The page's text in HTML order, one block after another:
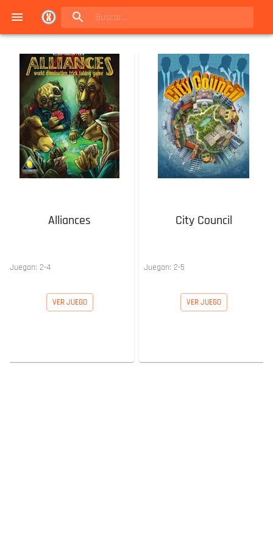
Alliances
Juegan: 2-4
VER JUEGO
City Council
Juegan: 2-5
VER JUEGO
Navigated to Juegos de mesa en Buenos Aires | Conexión Berlín - Catálogo